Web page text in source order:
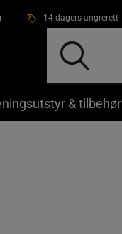
14 dagers angrerett
& tilbehør